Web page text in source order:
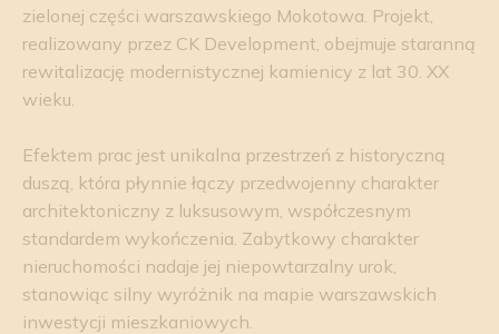
zielonej części warszawskiego Mokotowa. Projekt,
realizowany przez CK Development, obejmuje staranną
rewitalizację modernistycznej kamienicy z lat 30. XX
wieku.
Efektem prac jest unikalna przestrzeń z historyczną
duszą, która płynnie łączy przedwojenny charakter
architektoniczny z luksusowym, współczesnym
standardem wykończenia. Zabytkowy charakter
nieruchomości nadaje jej niepowtarzalny urok,
stanowiąc silny wyróżnik na mapie warszawskich
inwestycji mieszkaniowych.